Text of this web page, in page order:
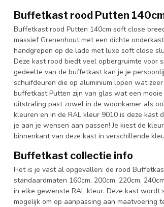
Buffetkast rood Putten
Buffetkast rood Putten 140cm soft close
massief Grenenhout met een dichte
handgrepen op de lade met luxe soft close
Deze kast rood biedt veel opbergruimte voor
gedeelte van de buffetkast kan je je
schuifdeuren die op aluminium lopen wat
buffetkast Putten zijn van glas wat een
uitstraling past zowel in de woonkamer als
kleuren en in de RAL kleur 9010 is deze kast
je aan je wensen aan passen! Je kiest de
binnenkant van deze kast in verschillende
Buffetkast collectie info
Het is je vast al opgevallen: de rood
standaardmaten 160cm, 200cm, 220cm,
in elke gewenste RAL kleur. Deze kast
mogelijk om op aanpassing aan